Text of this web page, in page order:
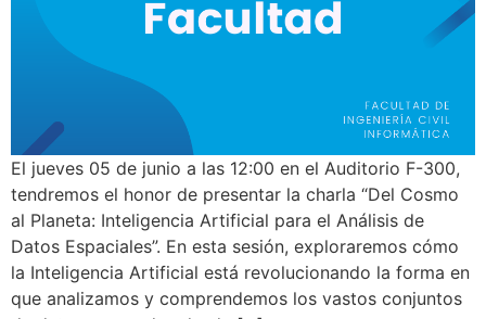
El jueves 05 de junio a las 12:00 en el Auditorio F-300,
tendremos el honor de presentar la charla “Del Cosmo
al Planeta: Inteligencia Artificial para el Análisis de
Datos Espaciales”. En esta sesión, exploraremos cómo
la Inteligencia Artificial está revolucionando la forma en
que analizamos y comprendemos los vastos conjuntos